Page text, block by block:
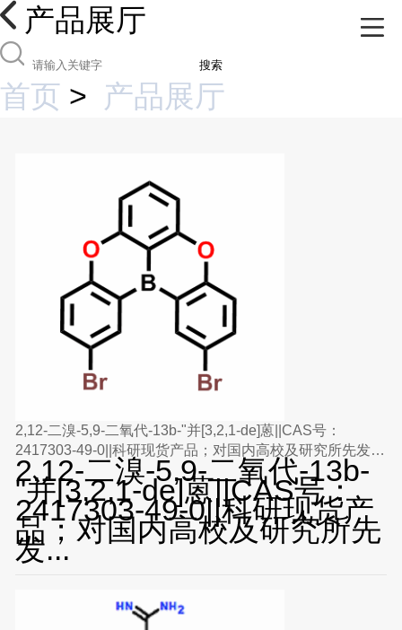
产品展厅
搜索
首页 > 产品展厅
2,12-二溴-5,9-二氧代-13b-"并[3,2,1-de]蒽||CAS号：
2417303-49-0||科研现货产品；对国内高校及研究所先发
货、后付款
2,12-二溴-5,9-二氧代-13b-
"并[3,2,1-de]蒽||CAS号：
2417303-49-0||科研现货产
品；对国内高校及研究所先
发...